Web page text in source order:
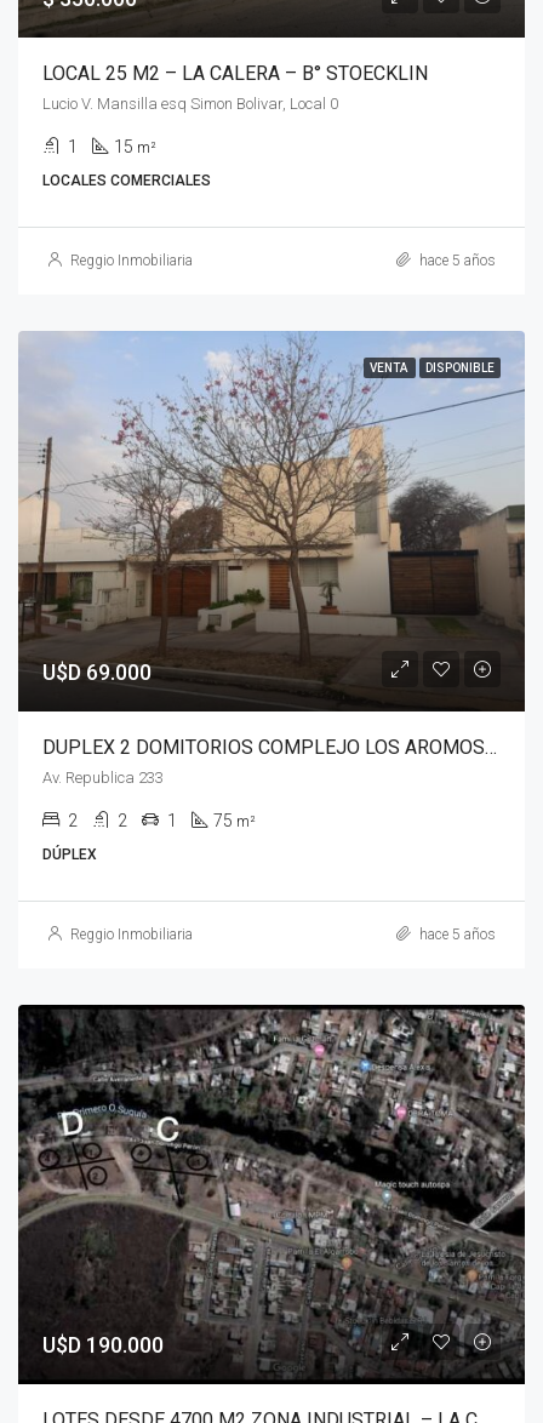
LOCAL 25 M2 – LA CALERA – B° STOECKLIN
Lucio V. Mansilla esq Simon Bolivar, Local 0
1 15 m²
LOCALES COMERCIALES
Reggio Inmobiliaria hace 5 años
VENTA DISPONIBLE
U$D 69.000
DUPLEX 2 DOMITORIOS COMPLEJO LOS AROMOS- B° STOECKLIN – LA CALERA
Av. Republica 233
2 2 1 75 m²
DÚPLEX
Reggio Inmobiliaria hace 5 años
U$D 190.000